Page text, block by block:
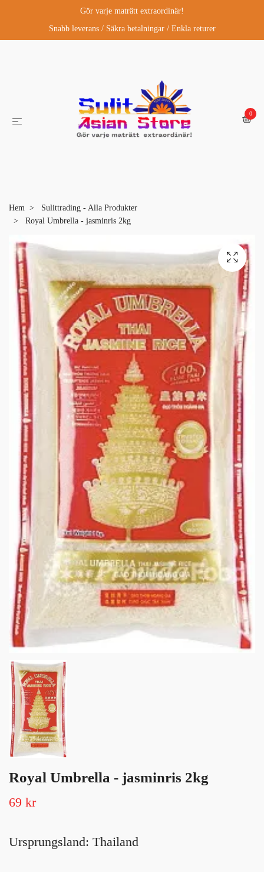
Gör varje maträtt extraordinär!
Snabb leverans / Säkra betalningar / Enkla returer
0
Hem
Sulittrading - Alla Produkter
Royal Umbrella - jasminris 2kg
Royal Umbrella - jasminris 2kg
69 kr
Ursprungsland: Thailand